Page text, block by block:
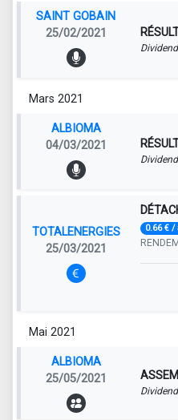
SAINT GOBAIN
25/02/2021
Mars 2021
ALBIOMA
04/03/2021
TOTALENERGIES
25/03/2021
0.66 € /
Mai 2021
ALBIOMA
25/05/2021